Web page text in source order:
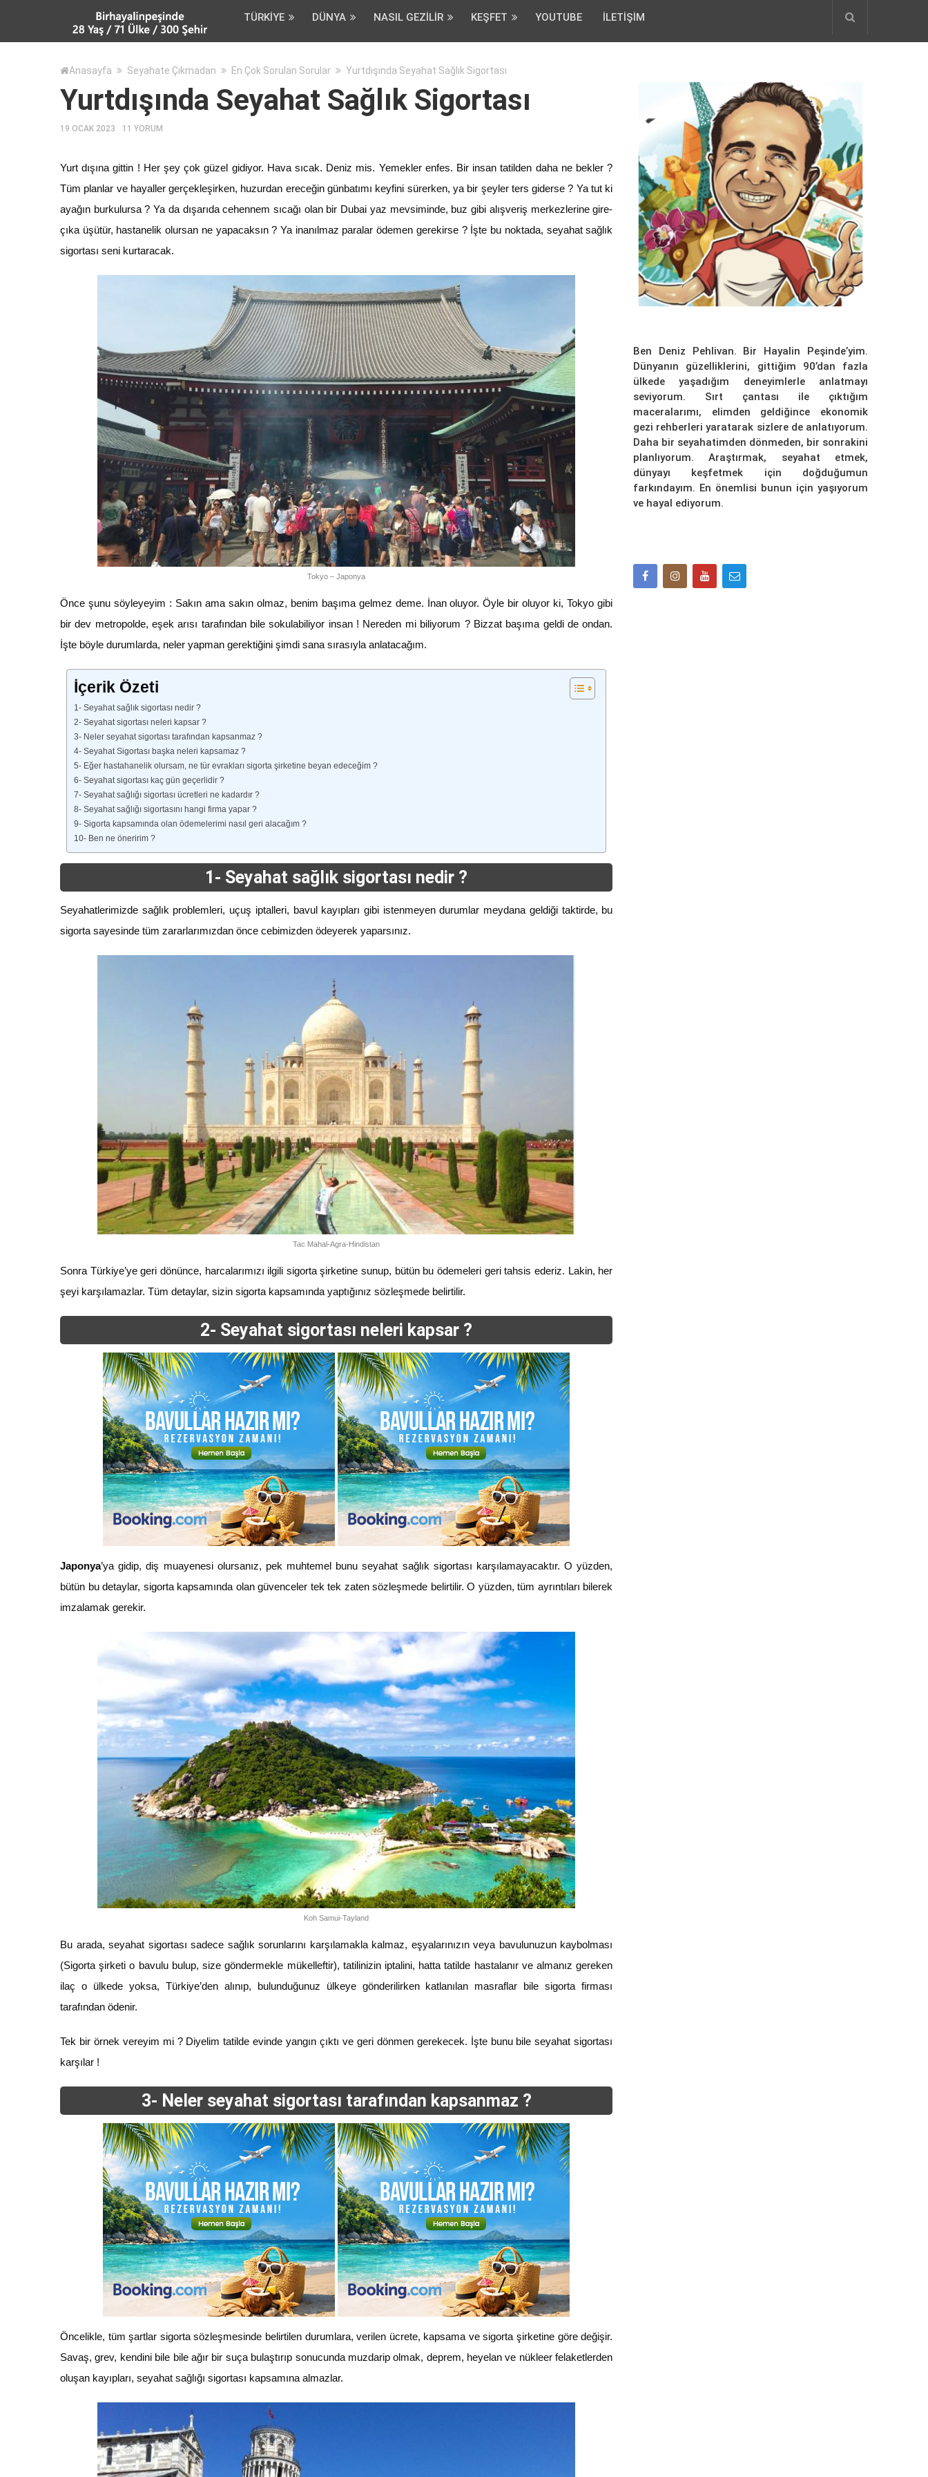
TÜRKIYE DÜNYA NASIL GEZILIR KEŞFET YOUTUBE İLETIŞIM
Anasayfa Seyahate Çıkmadan En Çok Sorulan Sorular Yurtdışında Seyahat Sağlık Sigortası
Yurtdışında Seyahat Sağlık Sigortası
19 OCAK 2023 11 YORUM
Yurt dışına gittin ! Her şey çok güzel gidiyor. Hava sıcak. Deniz mis. Yemekler enfes. Bir insan tatilden daha ne bekler ?
Tüm planlar ve hayaller gerçekleşirken, huzurdan ereceğin günbatımı keyfini sürerken, ya bir şeyler ters giderse ? Ya tut ki
ayağın burkulursa ? Ya da dışarıda cehennem sıcağı olan bir Dubai yaz mevsiminde, buz gibi alışveriş merkezlerine gire-
çıka üşütür, hastanelik olursan ne yapacaksın ? Ya inanılmaz paralar ödemen gerekirse ? İşte bu noktada, seyahat sağlık
sigortası seni kurtaracak.
Tokyo – Japonya
Önce şunu söyleyeyim : Sakın ama sakın olmaz, benim başıma gelmez deme. İnan oluyor. Öyle bir oluyor ki, Tokyo gibi
bir dev metropolde, eşek arısı tarafından bile sokulabiliyor insan ! Nereden mi biliyorum ? Bizzat başıma geldi de ondan.
İşte böyle durumlarda, neler yapman gerektiğini şimdi sana sırasıyla anlatacağım.
İçerik Özeti
1- Seyahat sağlık sigortası nedir ?
2- Seyahat sigortası neleri kapsar ?
3- Neler seyahat sigortası tarafından kapsanmaz ?
4- Seyahat Sigortası başka neleri kapsamaz ?
5- Eğer hastahanelik olursam, ne tür evrakları sigorta şirketine beyan edeceğim ?
6- Seyahat sigortası kaç gün geçerlidir ?
7- Seyahat sağlığı sigortası ücretleri ne kadardır ?
8- Seyahat sağlığı sigortasını hangi firma yapar ?
9- Sigorta kapsamında olan ödemelerimi nasıl geri alacağım ?
10- Ben ne öneririm ?
1- Seyahat sağlık sigortası nedir ?
Seyahatlerimizde sağlık problemleri, uçuş iptalleri, bavul kayıpları gibi istenmeyen durumlar meydana geldiği taktirde, bu
sigorta sayesinde tüm zararlarımızdan önce cebimizden ödeyerek yaparsınız.
Tac Mahal-Agra-Hindistan
Sonra Türkiye’ye geri dönünce, harcalarımızı ilgili sigorta şirketine sunup, bütün bu ödemeleri geri tahsis ederiz. Lakin, her
şeyi karşılamazlar. Tüm detaylar, sizin sigorta kapsamında yaptığınız sözleşmede belirtilir.
2- Seyahat sigortası neleri kapsar ?
Japonya’ya gidip, diş muayenesi olursanız, pek muhtemel bunu seyahat sağlık sigortası karşılamayacaktır. O yüzden,
bütün bu detaylar, sigorta kapsamında olan güvenceler tek tek zaten sözleşmede belirtilir. O yüzden, tüm ayrıntıları bilerek
imzalamak gerekir.
Koh Samui-Tayland
Bu arada, seyahat sigortası sadece sağlık sorunlarını karşılamakla kalmaz, eşyalarınızın veya bavulunuzun kaybolması
(Sigorta şirketi o bavulu bulup, size göndermekle mükelleftir), tatilinizin iptalini, hatta tatilde hastalanır ve almanız gereken
ilaç o ülkede yoksa, Türkiye’den alınıp, bulunduğunuz ülkeye gönderilirken katlanılan masraflar bile sigorta firması
tarafından ödenir.
Tek bir örnek vereyim mi ? Diyelim tatilde evinde yangın çıktı ve geri dönmen gerekecek. İşte bunu bile seyahat sigortası
karşılar !
3- Neler seyahat sigortası tarafından kapsanmaz ?
Öncelikle, tüm şartlar sigorta sözleşmesinde belirtilen durumlara, verilen ücrete, kapsama ve sigorta şirketine göre değişir.
Savaş, grev, kendini bile bile ağır bir suça bulaştırıp sonucunda muzdarip olmak, deprem, heyelan ve nükleer felaketlerden
oluşan kayıpları, seyahat sağlığı sigortası kapsamına almazlar.
Ben Deniz Pehlivan. Bir Hayalin Peşinde’yim.
Dünyanın güzelliklerini, gittiğim 90’dan fazla
ülkede yaşadığım deneyimlerle anlatmayı
seviyorum. Sırt çantası ile çıktığım
maceralarımı, elimden geldiğince ekonomik
gezi rehberleri yaratarak sizlere de anlatıyorum.
Daha bir seyahatimden dönmeden, bir sonrakini
planlıyorum. Araştırmak, seyahat etmek,
dünyayı keşfetmek için doğduğumun
farkındayım. En önemlisi bunun için yaşıyorum
ve hayal ediyorum.